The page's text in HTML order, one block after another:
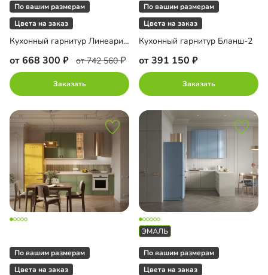
По вашим размерам
Цвета на заказ
Кухонный гарнитур Линеарис-12
от 668 300 от 742 560
Заказать
По вашим размерам
Цвета на заказ
Кухонный гарнитур Бланш-2
от 391 150
Заказать
По вашим размерам
Цвета на заказ
По вашим размерам
Цвета на заказ